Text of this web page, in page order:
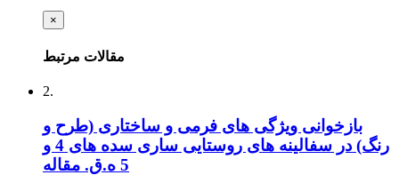
×
مقالات مرتبط
2.
بازخوانی ویژگی های فرمی و ساختاری (طرح و
رنگ) در سفالینه های روستایی ساری سده های 4 و
5 ه.ق.
مقاله